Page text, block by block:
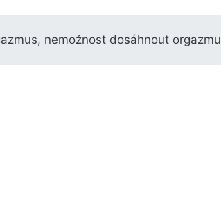
nemožnost dosáhnout orgazmu